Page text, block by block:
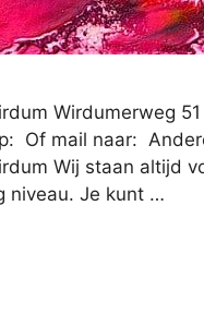
Wirdumerweg
Of mail naar:
Wij staan altijd
niveau. Je kunt …